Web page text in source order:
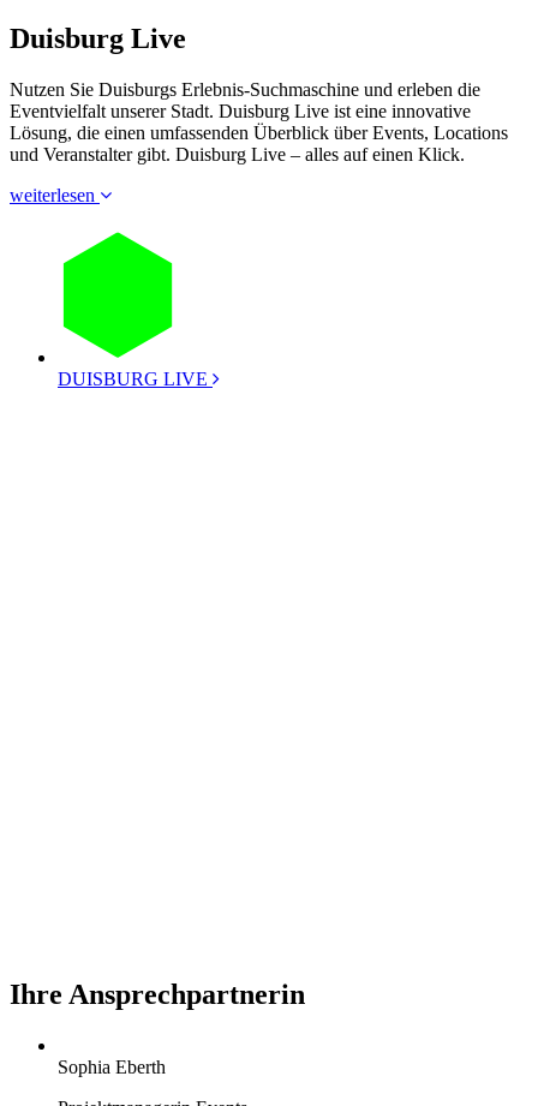
Duisburg Live
Nutzen Sie Duisburgs Erlebnis-Suchmaschine und erleben die
Eventvielfalt unserer Stadt. Duisburg Live ist eine innovative
Lösung, die einen umfassenden Überblick über Events, Locations
und Veranstalter gibt. Duisburg Live – alles auf einen Klick.
weiterlesen
DUISBURG LIVE
Ihre Ansprechpartnerin
Sophia Eberth